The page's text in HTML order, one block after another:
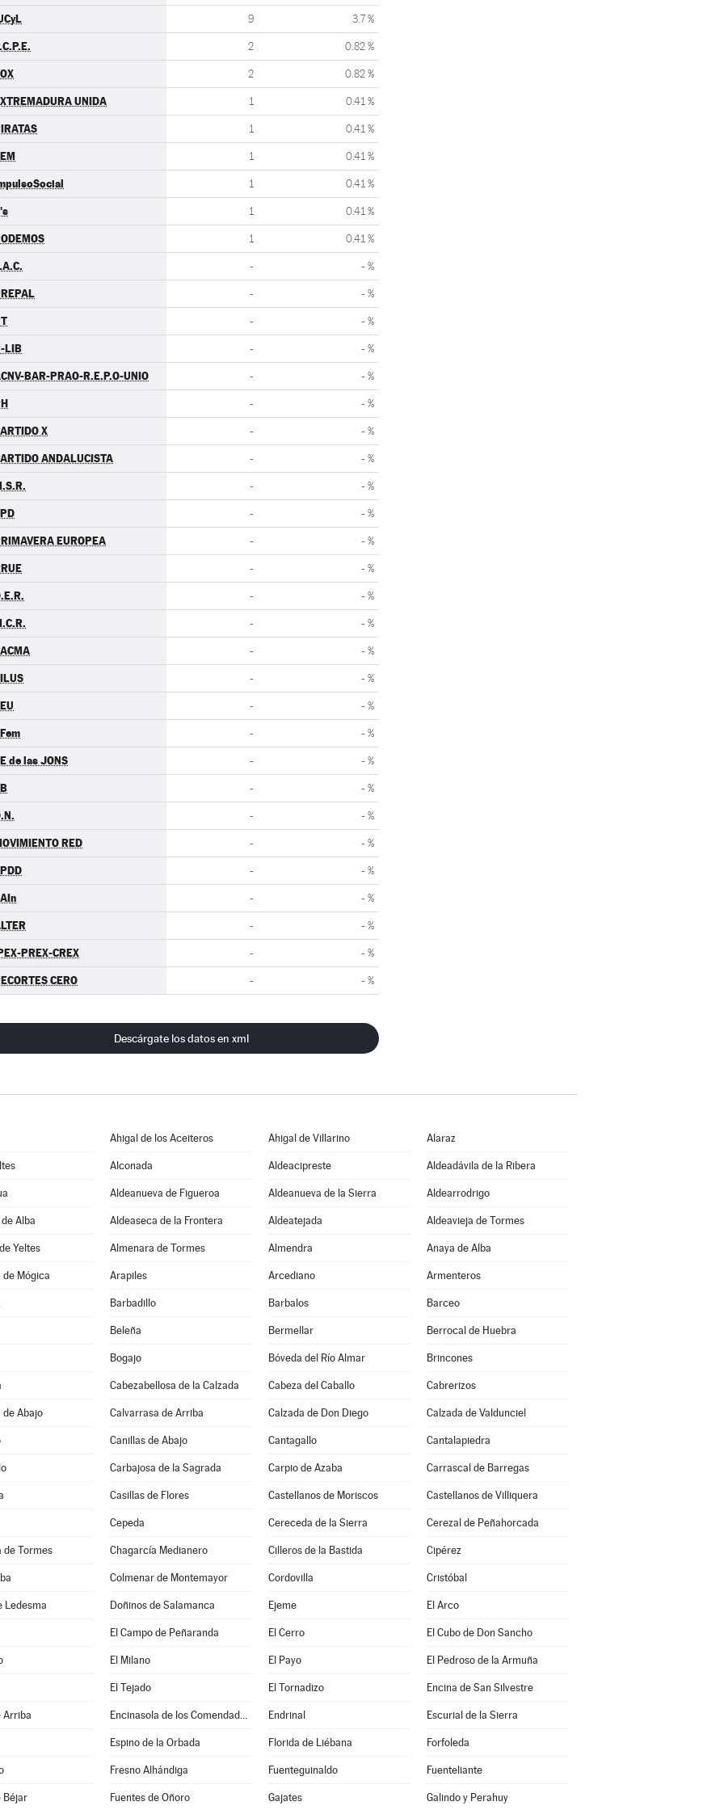
9 3.7 %
2 0.82 %
2 0.82 %
UNIDA 1 0.41 %
1 0.41 %
1 0.41 %
1 0.41 %
1 0.41 %
1 0.41 %
- - %
- - %
- - %
LIB - - %
BAR-PRAO-R.E.P.O-UNIO - - %
- - %
X - - %
ANDALUCISTA - - %
- - %
- - %
EUROPEA - - %
- - %
- - %
- - %
- - %
- - %
- - %
- - %
de las JONS - - %
- - %
- - %
RED - - %
- - %
- - %
- - %
PREX-CREX - - %
CERO - - %
Descárgate los datos en xml
Ahigal de los Aceiteros Ahigal de Villarino Alaraz
Alconada Aldeacipreste Aldeadávila de la Ribera
Aldeanueva de Figueroa Aldeanueva de la Sierra Aldearrodrigo
Alba Aldeaseca de la Frontera Aldeatejada Aldeavieja de Tormes
Yeltes Almenara de Tormes Almendra Anaya de Alba
de Mógica Arapiles Arcediano Armenteros
Barbadillo Barbalos Barceo
Beleña Bermellar Berrocal de Huebra
Bogajo Bóveda del Río Almar Brincones
Cabezabellosa de la Calzada Cabeza del Caballo Cabrerizos
de Abajo Calvarrasa de Arriba Calzada de Don Diego Calzada de Valdunciel
Canillas de Abajo Cantagallo Cantalapiedra
Carbajosa de la Sagrada Carpio de Azaba Carrascal de Barregas
Casillas de Flores Castellanos de Moriscos Castellanos de Villiquera
Cepeda Cereceda de la Sierra Cerezal de Peñahorcada
de Tormes Chagarcía Medianero Cilleros de la Bastida Cipérez
Colmenar de Montemayor Cordovilla Cristóbal
Ledesma Doñinos de Salamanca Ejeme El Arco
El Campo de Peñaranda El Cerro El Cubo de Don Sancho
El Milano El Payo El Pedroso de la Armuña
El Tejado El Tornadizo Encina de San Silvestre
Arriba Encinasola de los Comendadores Endrinal Escurial de la Sierra
Espino de la Orbada Florida de Liébana Forfoleda
Fresno Alhándiga Fuenteguinaldo Fuenteliante
Béjar Fuentes de Oñoro Gajates Galindo y Perahuy